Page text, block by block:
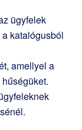
ügyfelek
katalógusból
amellyel a